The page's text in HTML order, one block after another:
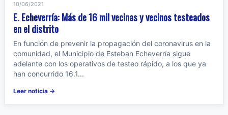
10/06/2021
E. Echeverría: Más de 16 mil vecinas y vecinos testeados
en el distrito
En función de prevenir la propagación del coronavirus en la
comunidad, el Municipio de Esteban Echeverría sigue
adelante con los operativos de testeo rápido, a los que ya
han concurrido 16.1...
Leer noticia →